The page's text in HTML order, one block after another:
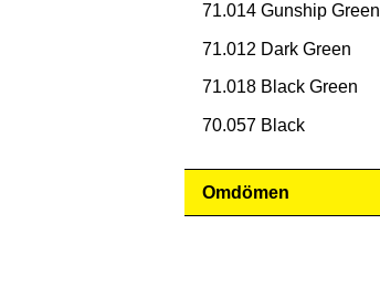
71.014 Gunship Green
71.012 Dark Green
71.018 Black Green
70.057 Black
Omdömen